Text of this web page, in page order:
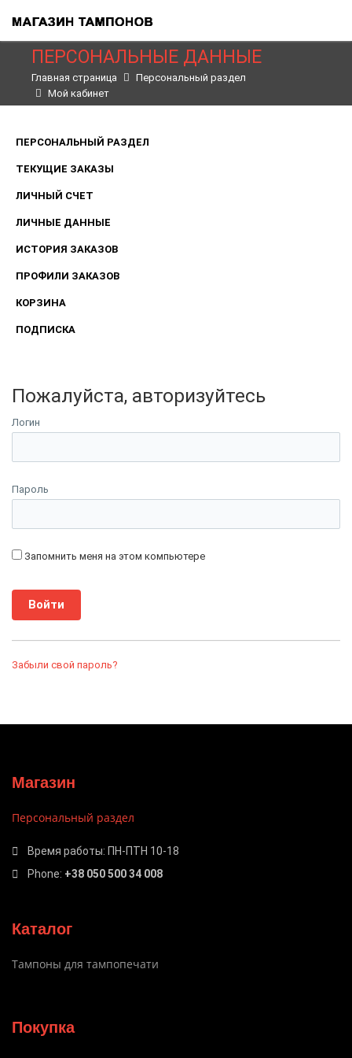
ПЕРСОНАЛЬНЫЕ ДАННЫЕ
Главная страница
Персональный раздел
Мой кабинет
ПЕРСОНАЛЬНЫЙ РАЗДЕЛ
ТЕКУЩИЕ ЗАКАЗЫ
ЛИЧНЫЙ СЧЕТ
ЛИЧНЫЕ ДАННЫЕ
ИСТОРИЯ ЗАКАЗОВ
ПРОФИЛИ ЗАКАЗОВ
КОРЗИНА
ПОДПИСКА
Пожалуйста, авторизуйтесь
Логин
Пароль
Запомнить меня на этом компьютере
Забыли свой пароль?
Магазин
Персональный раздел
Время работы: ПН-ПТН 10-18
Phone: +38 050 500 34 008
Каталог
Тампоны для тампопечати
Покупка